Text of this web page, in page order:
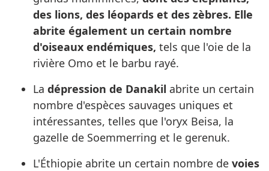
des lions, des léopards et des zèbres. Elle
abrite également un certain nombre
d'oiseaux endémiques, tels que l'oie de la
rivière Omo et le barbu rayé.
La dépression de Danakil abrite un certain
nombre d'espèces sauvages uniques et
intéressantes, telles que l'oryx Beisa, la
gazelle de Soemmerring et le gerenuk.
L'Éthiopie abrite un certain nombre de voies